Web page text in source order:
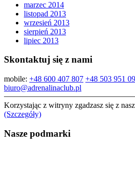
marzec 2014
listopad 2013
wrzesień 2013
sierpień 2013
lipiec 2013
Skontaktuj się z nami
mobile: +48 600 407 807 +48 503 951
biuro@adrenalinaclub.pl
Korzystając z witryny zgadzasz się z
(Szczegóły)
Nasze podmarki